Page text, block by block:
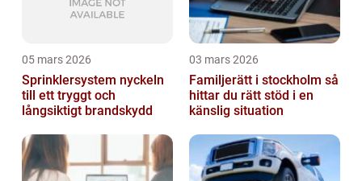
05 mars 2026
Sprinklersystem nyckeln
till ett tryggt och
långsiktigt brandskydd
03 mars 2026
Familjerätt i stockholm så
hittar du rätt stöd i en
känslig situation